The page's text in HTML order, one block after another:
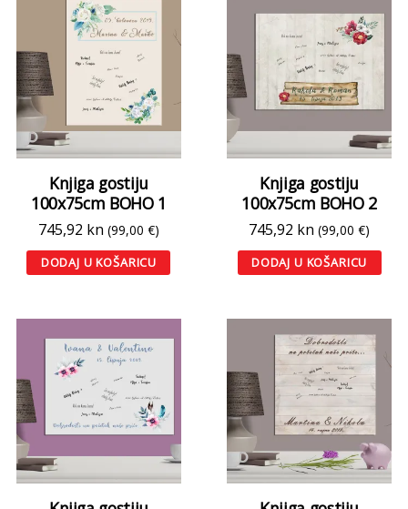
Knjiga gostiju
100x75cm BOHO 1
745,92 kn (99,00 €)
DODAJ U KOŠARICU
Knjiga gostiju
100x75cm BOHO 2
745,92 kn (99,00 €)
DODAJ U KOŠARICU